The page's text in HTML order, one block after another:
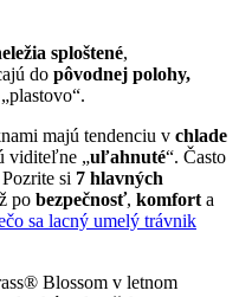
sploštené,
do pôvodnej polohy,
majú tendenciu v chlade
viditeľne „uľahnuté“. Často
Pozrite si 7 hlavných
po bezpečnosť, komfort a
sa lacný umelý trávnik